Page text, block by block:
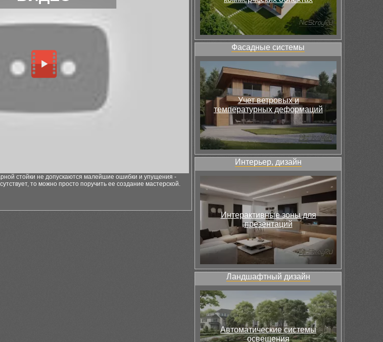
стойки не допускаются малейшие ошибки и упущения -
то можно просто поручить ее создание мастерской.
Фасадные системы
Учет ветровых и
температурных деформаций
Интерьер, дизайн
Интерактивные зоны для
презентаций
Ландшафтный дизайн
Автоматические системы
освещения